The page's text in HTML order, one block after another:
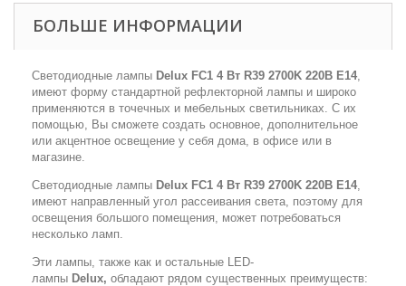
БОЛЬШЕ ИНФОРМАЦИИ
Светодиодные лампы Delux FC1 4 Вт R39 2700K 220В E14,
имеют форму стандартной рефлекторной лампы и широко
применяются в точечных и мебельных светильниках. С их
помощью, Вы сможете создать основное, дополнительное
или акцентное освещение у себя дома, в офисе или в
магазине.
Светодиодные лампы Delux FC1 4 Вт R39 2700K 220В E14,
имеют направленный угол рассеивания света, поэтому для
освещения большого помещения, может потребоваться
несколько ламп.
Эти лампы, также как и остальные LED-
лампы Delux, обладают рядом существенных преимуществ: